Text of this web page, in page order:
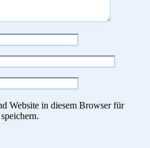
Website in diesem Browser für